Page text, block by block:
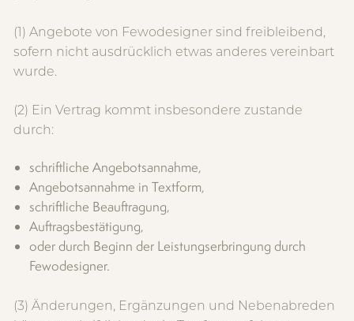
(1) Angebote von Fewodesigner sind freibleibend,
sofern nicht ausdrücklich etwas anderes vereinbart
wurde.
(2) Ein Vertrag kommt insbesondere zustande
durch:
schriftliche Angebotsannahme,
Angebotsannahme in Textform,
schriftliche Beauftragung,
Auftragsbestätigung,
oder durch Beginn der Leistungserbringung durch
Fewodesigner.
(3) Änderungen, Ergänzungen und Nebenabreden